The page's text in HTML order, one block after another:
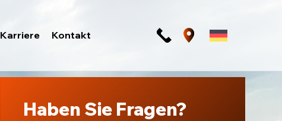
Karriere Kontakt
Haben Sie Fragen?